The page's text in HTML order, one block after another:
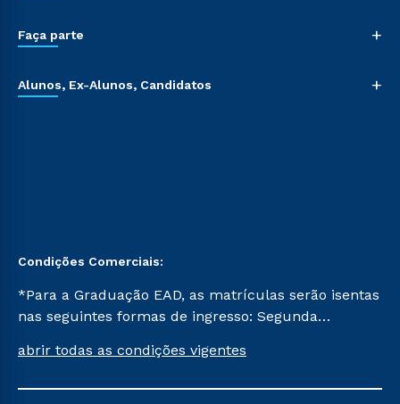
Faça parte +
Alunos, Ex-Alunos, Candidatos +
Condições Comerciais:
*Para a Graduação EAD, as matrículas serão isentas
nas seguintes formas de ingresso: Segunda
Já para as demais, a taxa de matrícula será de R$
abrir todas as condições vigentes